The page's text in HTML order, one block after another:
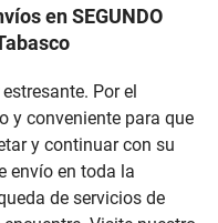
en SEGUNDO
Por el
y conveniente para que
y continuar con su
envío en toda la
de servicios de